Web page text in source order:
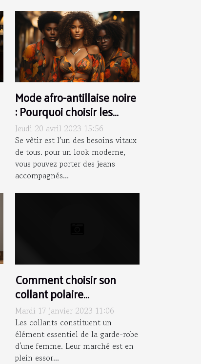
Mode afro-antillaise noire
: Pourquoi choisir les
vêtements Black Lives ?
Jeudi 20 avril 2023 15:56
Se vêtir est l’un des besoins vitaux
de tous. pour un look moderne,
vous pouvez porter des jeans
accompagnés...
Comment choisir son
collant polaire
transparent?
Mardi 17 janvier 2023 11:06
Les collants constituent un
élément essentiel de la garde-robe
d'une femme. Leur marché est en
plein essor...